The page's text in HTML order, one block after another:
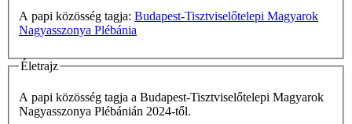
A papi közösség tagja: Budapest-Tisztviselőtelepi Magyarok
Nagyasszonya Plébánia
Életrajz
A papi közösség tagja a Budapest-Tisztviselőtelepi Magyarok
Nagyasszonya Plébánián 2024-től.